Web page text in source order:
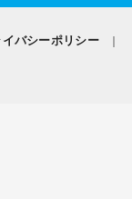
イバシーポリシー